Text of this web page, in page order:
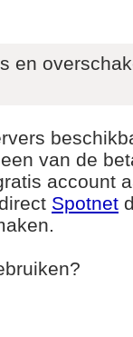
en
van de
account
Spotnet